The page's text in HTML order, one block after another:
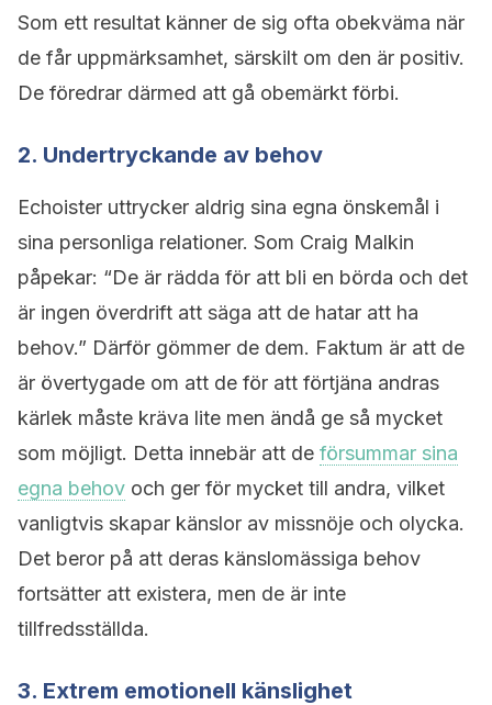
Som ett resultat känner de sig ofta obekväma när
de får uppmärksamhet, särskilt om den är positiv.
De föredrar därmed att gå obemärkt förbi.
2. Undertryckande av behov
Echoister uttrycker aldrig sina egna önskemål i
sina personliga relationer. Som Craig Malkin
påpekar: “De är rädda för att bli en börda och det
är ingen överdrift att säga att de hatar att ha
behov.” Därför gömmer de dem. Faktum är att de
är övertygade om att de för att förtjäna andras
kärlek måste kräva lite men ändå ge så mycket
som möjligt. Detta innebär att de försummar sina
egna behov och ger för mycket till andra, vilket
vanligtvis skapar känslor av missnöje och olycka.
Det beror på att deras känslomässiga behov
fortsätter att existera, men de är inte
tillfredsställda.
3. Extrem emotionell känslighet